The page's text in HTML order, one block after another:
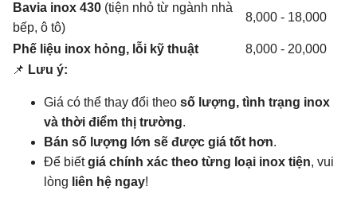
Bavia inox 430 (tiện nhỏ từ ngành nhà
bếp, ô tô)
8,000 - 18,000
Phế liệu inox hỏng, lỗi kỹ thuật
8,000 - 20,000
📌 Lưu ý:
Giá có thể thay đổi theo số lượng, tình trạng inox
và thời điểm thị trường.
Bán số lượng lớn sẽ được giá tốt hơn.
Để biếtgiá chính xác theo từng loại inox tiện, vui
lòng liên hệ ngay!